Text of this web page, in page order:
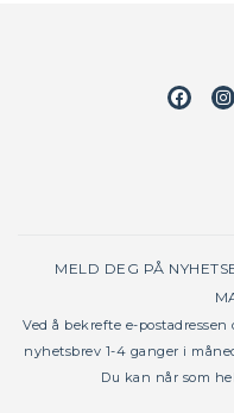
MELD DEG PÅ
Ved å bekrefte e-
nyhetsbrev 1-4 ganger i
Du kan når som